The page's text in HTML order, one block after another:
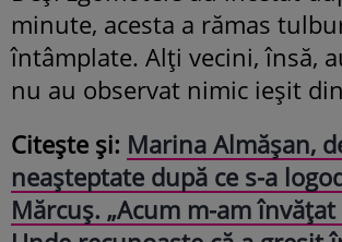
minute, acesta a rămas
întâmplate. Alți vecini, însă,
nu au observat nimic ieșit
Citește și: Marina Almășan,
neașteptate după ce s-a
Mărcuș. „Acum m-am